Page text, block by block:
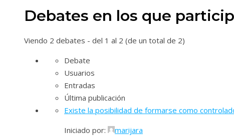
Debates en los que
Viendo 2 debates - del 1 al 2 (de un total de 2)
Debate
Usuarios
Entradas
Última publicación
Existe la posibilidad de formarse como
Iniciado por:
marijara